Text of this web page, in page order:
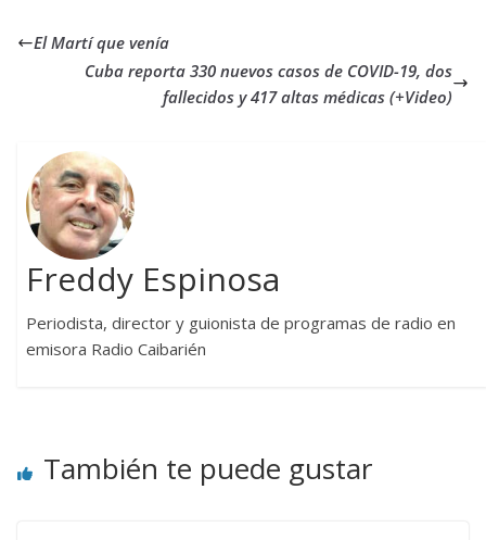
El Martí que venía
Cuba reporta 330 nuevos casos de COVID-19, dos
fallecidos y 417 altas médicas (+Video)
Freddy Espinosa
Periodista, director y guionista de programas de radio en
emisora Radio Caibarién
También te puede gustar